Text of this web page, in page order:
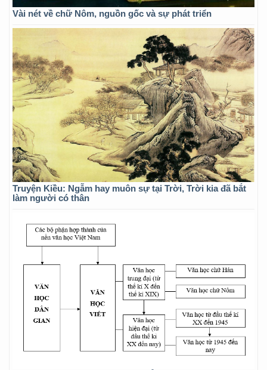
Vài nét về chữ Nôm, nguồn gốc và sự phát triển
Truyện Kiều: Ngẫm hay muôn sự tại Trời, Trời kia đã bắt
làm người có thân